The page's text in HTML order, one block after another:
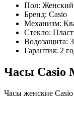
Пол: Женский
Бренд: Casio
Механизм:
Стекло:
Водозащита:
Гарантия: 2
Часы Casio
Часы женские